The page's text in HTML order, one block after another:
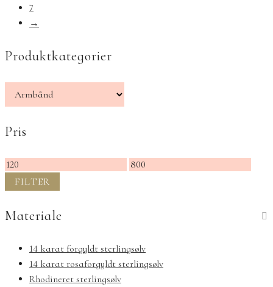
7
→
Produktkategorier
Pris
Mindste
pris
Højeste
FILTER
Materiale
14 karat forgyldt sterlingsølv
14 karat rosaforgyldt sterlingsølv
Rhodineret sterlingsølv